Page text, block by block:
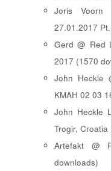
Joris Voorn
27.01.2017
Gerd @ Red
2017 (1570
John Heckle
KMAH 02 03
John Heckle
Trogir,
Artefakt @
downloads)